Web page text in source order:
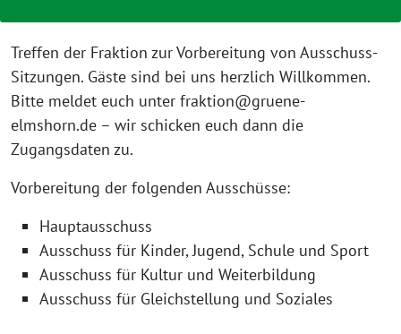
Treffen der Fraktion zur Vorbereitung von Ausschuss-
Sitzungen. Gäste sind bei uns herzlich Willkommen.
Bitte meldet euch unter fraktion@gruene-
elmshorn.de – wir schicken euch dann die
Zugangsdaten zu.
Vorbereitung der folgenden Ausschüsse:
Hauptausschuss
Ausschuss für Kinder, Jugend, Schule und Sport
Ausschuss für Kultur und Weiterbildung
Ausschuss für Gleichstellung und Soziales